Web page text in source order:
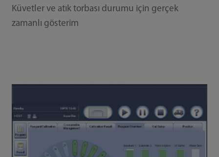
Küvetler ve atık torbası durumu için gerçek
zamanlı gösterim